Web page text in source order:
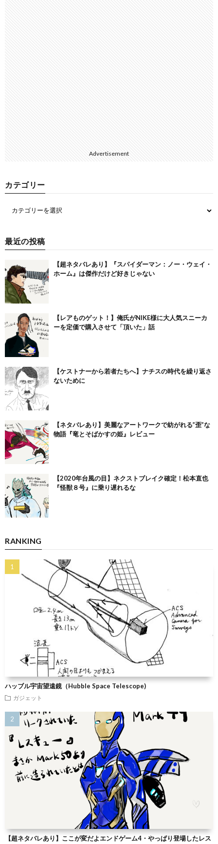
Advertisement
カテゴリー
最近の投稿
【超ネタバレあり】『スパイダーマン：ノー・ウェイ・
ホーム』は傑作だけど好きじゃない
【レアものゲット！】俺氏がNIKE様に大人気スニーカ
ーを定価で購入させて「頂いた」話
【ケストナーから若者たちへ】ナチスの時代を繰り返さ
ないために
【ネタバレあり】美麗なアートワークで紡がれる”歪”な
物語『竜とそばかすの姫』レビュー
【2020年台風の目】ネクストブレイク確定！松本直也
『怪獣８号』に乗り遅れるな
RANKING
ハッブル宇宙望遠鏡（Hubble Space Telescope)
ガジェット
【超ネタバレあり】ここが変だよエンドゲーム4・やっぱり登場したレス